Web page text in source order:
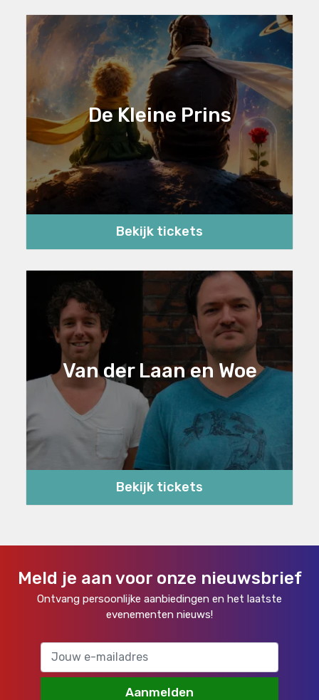
De Kleine Prins
Bekijk tickets
Van der Laan en Woe
Bekijk tickets
Meld je aan voor onze nieuwsbrief
Ontvang persoonlijke aanbiedingen en het laatste
evenementen nieuws!
Aanmelden